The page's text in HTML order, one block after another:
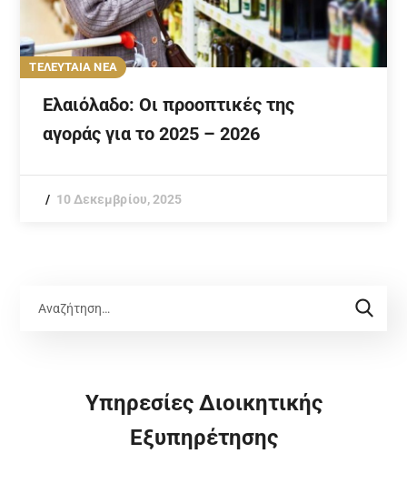
ΤΕΛΕΥΤΑΙΑ ΝΕΑ
Ελαιόλαδο: Οι προοπτικές της
αγοράς για το 2025 – 2026
10 Δεκεμβρίου, 2025
Υπηρεσίες Διοικητικής
Εξυπηρέτησης